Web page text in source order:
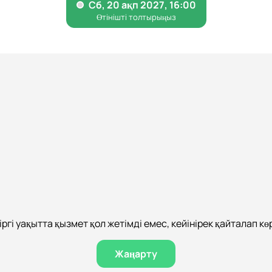
уақытта қызмет қол жетімді емес, кейінірек қайталап
Жаңарту